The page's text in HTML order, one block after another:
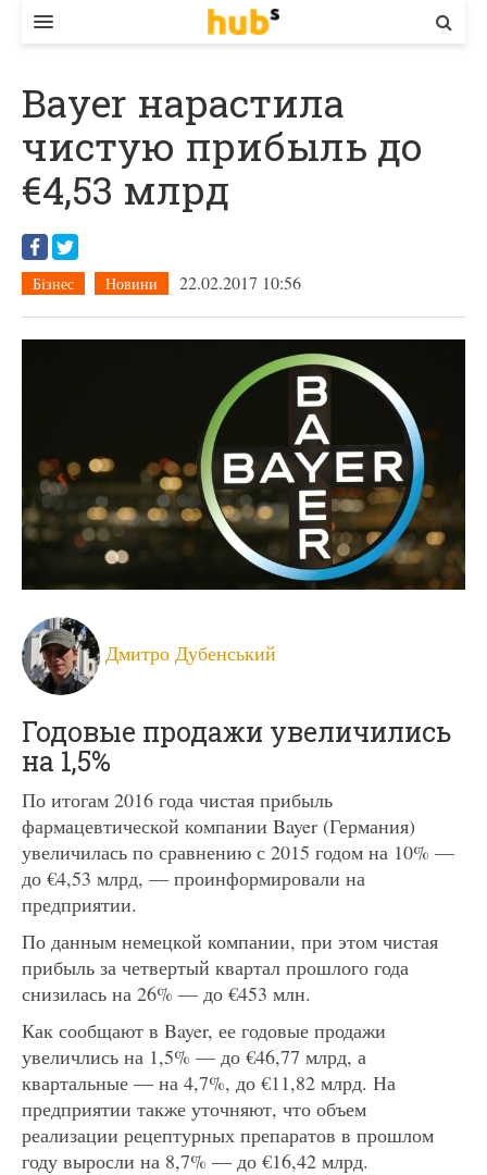
ЕКОНОМІКА
БІЗНЕС
СТАРТЕР
КОНТАКТИ
Bayer нарастила
чистую прибыль до
€4,53 млрд
Бізнес Новини 22.02.2017 10:56
Дмитро Дубенський
Годовые продажи увеличились
на 1,5%
По итогам 2016 года чистая прибыль
фармацевтической компании Bayer (Германия)
увеличилась по сравнению с 2015 годом на 10% —
до €4,53 млрд, — проинформировали на
предприятии.
По данным немецкой компании, при этом чистая
прибыль за четвертый квартал прошлого года
снизилась на 26% — до €453 млн.
Как сообщают в Bayer, ее годовые продажи
увеличлись на 1,5% — до €46,77 млрд, а
квартальные — на 4,7%, до €11,82 млрд. На
предприятии также уточняют, что объем
реализации рецептурных препаратов в прошлом
году выросли на 8,7% — до €16,42 млрд.